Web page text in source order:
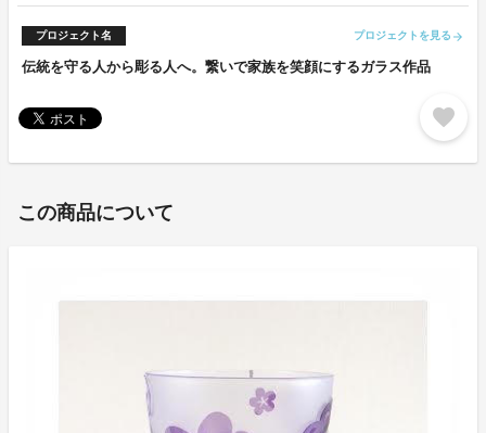
プロジェクト名 プロジェクトを見る arrow_forward
伝統を守る人から彫る人へ。繋いで家族を笑顔にするガラス作品
favorite
この商品について